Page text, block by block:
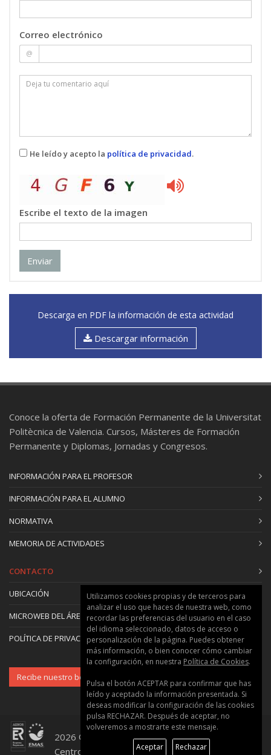
Correo electrónico
@
He leído y acepto la política de privacidad.
Escribe el texto de la imagen
Enviar
Descarga en PDF la información de esta actividad
Descargar información
Conoce la oferta de Formación Permanente de la Universitat
Politècnica de Valencia. Cursos, Másteres de Formación
Permanente y Diplomas, Jornadas y Congresos.
INFORMACIÓN PARA EL PROFESOR
INFORMACIÓN PARA EL ALUMNO
NORMATIVA
MEMORIA DE ACTIVIDADES
CONTACTO
UBICACIÓN
MICROWEB DEL ÁREA
POLÍTICA DE PRIVACIDAD Y COOKIES
Recibe nuestro boletín
2026 © Universitat Politècnica de València ::
Centro de Formación Permanente
Utilizamos cookies propias y de terceros para
analizar el uso que haces de nuestra web, como
recordar las preferencias del usuario en el caso
del idioma seleccionado, datos de acceso o
personalización de la página. Puedes obtener
más información, o bien conocer cómo cambiar
la configuración, en nuestra Política de Cookies.
Pulsa el botón ACEPTAR para confirmar que has
leído y aceptado la información presentada. Si
deseas modificar la configuración de las cookies
pulsa RECHAZAR. Después de aceptar, no
volveremos a mostrarte este mensaje.
Aceptar
Rechazar